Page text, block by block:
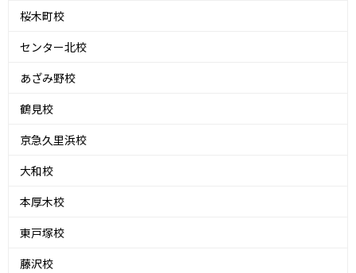
桜木町校
センター北校
あざみ野校
鶴見校
京急久里浜校
大和校
本厚木校
東戸塚校
藤沢校